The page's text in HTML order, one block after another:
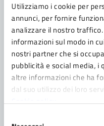
Utilizziamo i cookie per
annunci, per fornire
analizzare il nostro
informazioni sul modo in
nostri partner che si
pubblicità e social media, i
altre informazioni che ha
dal suo utilizzo dei loro
Contatta il Comune
Leggi le domande
Richiedi assistenza
Prenota
Segnala disservizio